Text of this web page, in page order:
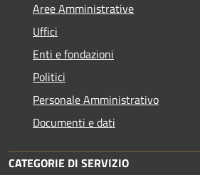
Aree Amministrative
Uffici
Enti e fondazioni
Politici
Personale Amministrativo
Documenti e dati
CATEGORIE DI SERVIZIO